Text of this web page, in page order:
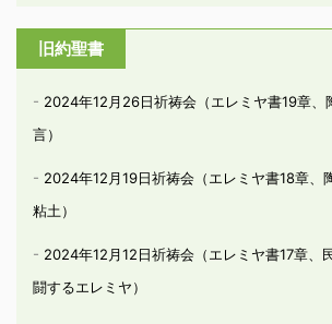
旧約聖書
2024年12月26日祈祷会（エレミヤ書19章、
言）
2024年12月19日祈祷会（エレミヤ書18章、
粘土）
2024年12月12日祈祷会（エレミヤ書17章、
闘するエレミヤ）